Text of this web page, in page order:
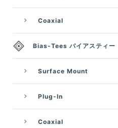
Coaxial
Bias-Tees バイアスティー
Surface Mount
Plug-In
Coaxial